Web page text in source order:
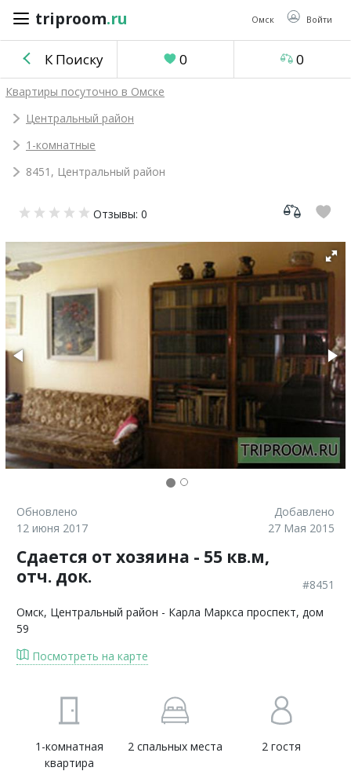
triproom.ru Омск Войти
triproom .ru
Российский
Войти / Зарегистрироваться
объявление
Сравнение
К Поиску 0 0
Квартиры посуточно в Омске
Центральный район
1-комнатные
8451, Центральный район
Отзывы: 0
Обновлено
12 июня 2017
Добавлено
27 Мая 2015
Сдается от хозяина - 55 кв.м,
отч. док.
#8451
Омск, Центральный район - Карла Маркса проспект, дом
59
Посмотреть на карте
1-комнатная
квартира
2 спальных места 2 гостя